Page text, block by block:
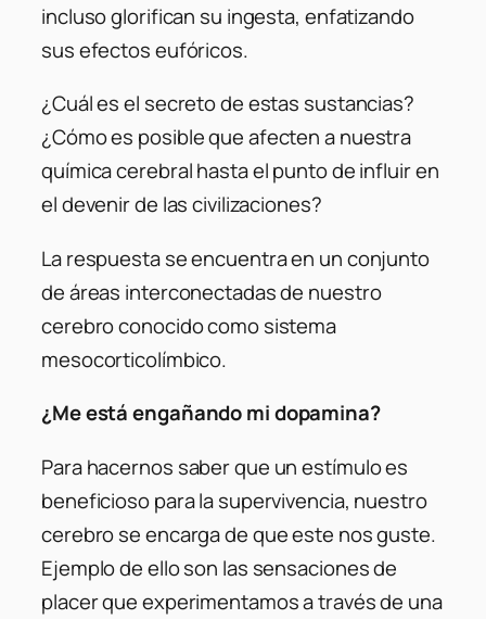
incluso glorifican su ingesta, enfatizando
sus efectos eufóricos.
¿Cuál es el secreto de estas sustancias?
¿Cómo es posible que afecten a nuestra
química cerebral hasta el punto de influir en
el devenir de las civilizaciones?
La respuesta se encuentra en un conjunto
de áreas interconectadas de nuestro
cerebro conocido como sistema
mesocorticolímbico.
¿Me está engañando mi dopamina?
Para hacernos saber que un estímulo es
beneficioso para la supervivencia, nuestro
cerebro se encarga de que este nos guste.
Ejemplo de ello son las sensaciones de
placer que experimentamos a través de una